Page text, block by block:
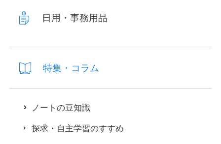
日用・事務用品
特集・コラム
ノートの豆知識
探求・自主学習のすすめ